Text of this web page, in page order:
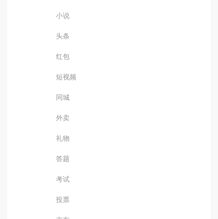
小说
头条
红包
短视频
同城
外卖
礼物
答题
考试
投票